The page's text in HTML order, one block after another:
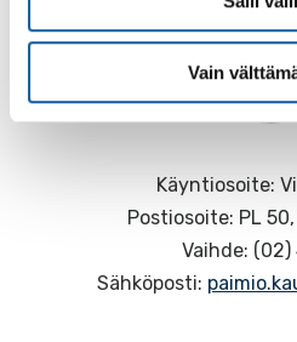
Vain
Käyntiosoite:
Postiosoite: PL 50,
Vaihde: (02)
Sähköposti: